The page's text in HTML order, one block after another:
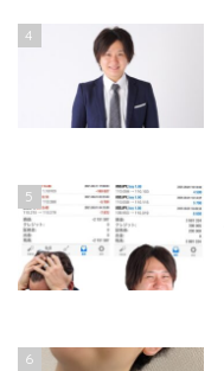
4
5
6